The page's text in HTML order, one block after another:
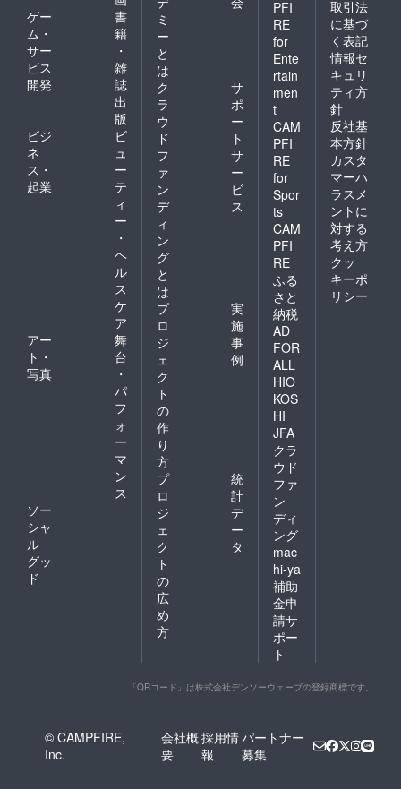
ゲー
ム・
サー
ビス
開発
書
籍
・
雑
誌
出
版
ビジ
ネ
ス・
起業
ビ
ュ
ー
テ
ィ
ー
・
ヘ
ル
ス
ケ
ア
アー
ト・
写真
舞
台
・
パ
フ
ォ
ー
マ
ン
ス
ソー
シャ
ル
グッ
ド
ミ
ー
と
は
ク
ラ
ウ
ド
フ
ァ
ン
デ
ィ
ン
グ
と
は
サ
ポ
ー
ト
サ
ー
ビ
ス
プ
ロ
ジ
ェ
ク
ト
の
作
り
方
実
施
事
例
プ
ロ
ジ
ェ
ク
ト
の
広
め
方
統
計
デ
ー
タ
PFI
RE
for
Ente
rtain
men
t
CAM
PFI
RE
for
Spor
ts
CAM
PFI
RE
ふる
さと
納税
AD
FOR
ALL
HIO
KOS
HI
JFA
クラ
ウド
ファ
ン
ディ
ング
mac
hi-ya
補助
金申
請サ
ポー
ト
取引法
に基づ
く表記
情報セ
キュリ
ティ方
針
反社基
本方針
カスタ
マーハ
ラスメ
ントに
対する
考え方
クッ
キーポ
リシー
「QRコード」は株式会社デンソーウェーブの登録商標です。
© CAMPFIRE,
Inc.
会社概
要
採用情
報
パートナー
募集